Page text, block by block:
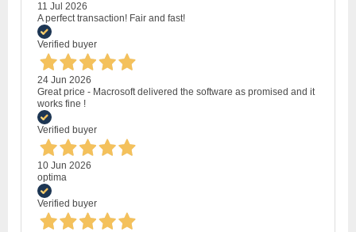
11 Jul 2026
A perfect transaction! Fair and fast!
Verified buyer
24 Jun 2026
Great price - Macrosoft delivered the software as promised and it
works fine !
Verified buyer
10 Jun 2026
optima
Verified buyer